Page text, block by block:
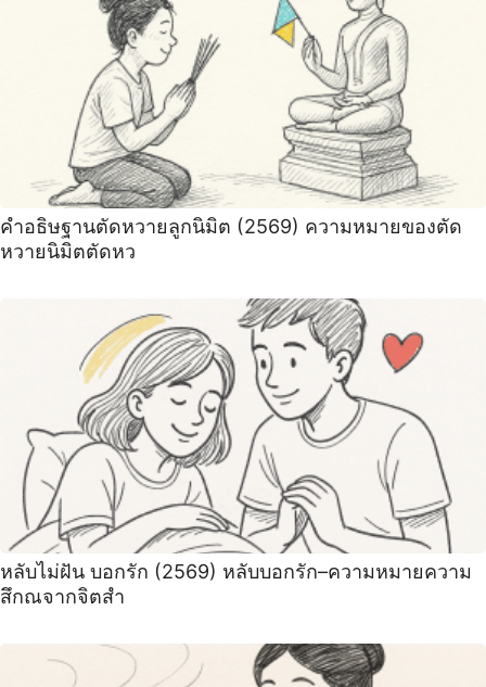
คำอธิษฐานตัดหวายลูกนิมิต (2569) ความหมายของตัด
หวายนิมิตตัดหว
หลับไม่ฝัน บอกรัก (2569) หลับบอกรัก–ความหมายความ
สึกณจากจิตสำ